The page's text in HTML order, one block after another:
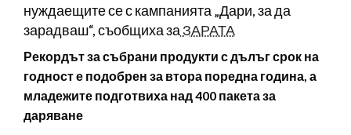
нуждаещите се с кампанията „Дари, за да
зарадваш“, съобщиха заЗАРАТА
Рекордът за събрани продукти с дълъг срок на
годност е подобрен за втора поредна година, а
младежите подготвиха над 400 пакета за
даряване